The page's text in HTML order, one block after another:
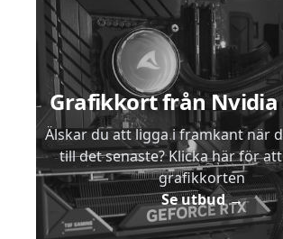
Grafikkort från Nvidia
Älskar du att ligga i framkant när
till det senaste? Klicka här för
grafikkorten
Se utbud→